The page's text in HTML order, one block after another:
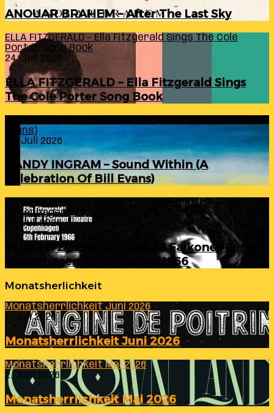
ANOUAR BRAHEM – After The Last Sky
ELLA FITZGERALD – Ella Fitzgerald Sings The Cole
Porter Song Book
24. Juli 2026
ELLA FITZGERALD – Ella Fitzgerald Sings
The Cole Porter Song Book
Evans)
24. Juli 2026
RANDY INGRAM – Sound Within (A
Celebration Of Bill Evans)
ELLA FITZGERALD – Live At Falkoner Centre
Copenhagen 6th February 1966
23. Juli 2026
ELLA FITZGERALD – Live At Falkoner Centre
Copenhagen 6th February 1966
Monatsherlichkeit
Monatsherrlichkeit Juni 2026
1. Juli 2026
Monatsherrlichkeit Juni 2026
Monatsherrlichkeit Mai 2026
2. Juni 2026
Monatsherrlichkeit Mai 2026